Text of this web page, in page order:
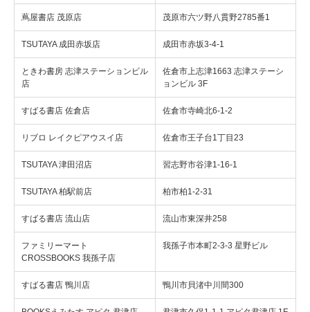
蔦屋書店 茂原店 茂原市六ツ野八貫野2785番1
TSUTAYA 成田赤坂店 成田市赤坂3-4-1
ときわ書房 志津ステーションビル
店
佐倉市上志津1663 志津ステーシ
ョンビル 3F
すばる書店 佐倉店 佐倉市寺崎北6-1-2
リブロ レイクピアウスイ店 佐倉市王子台1丁目23
TSUTAYA 津田沼店 習志野市谷津1-16-1
TSUTAYA 柏駅前店 柏市柏1-2-31
すばる書店 流山店 流山市東深井258
ファミリーマート
CROSSBOOKS 我孫子店
我孫子市本町2-3-3 星野ビル
すばる書店 鴨川店 鴨川市貝渚中川間300